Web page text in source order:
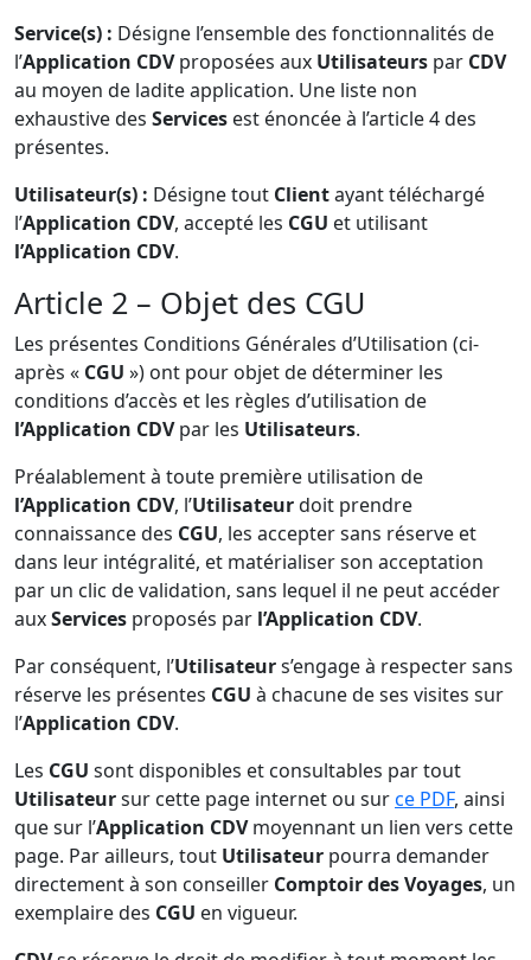
Service(s) : Désigne l’ensemble des fonctionnalités de
l’Application CDVproposées aux Utilisateurs par CDV
au moyen de ladite application. Une liste non
exhaustive des Services est énoncée à l’article 4 des
présentes.
Utilisateur(s) : Désigne tout Clientayant téléchargé
l’Application CDV, accepté les CGU et utilisant
l’Application CDV.
Article 2 – Objet des CGU
Les présentes Conditions Générales d’Utilisation (ci-
après « CGU ») ont pour objet de déterminer les
conditions d’accès et les règles d’utilisation de
l’Application CDVpar les Utilisateurs.
Préalablement à toute première utilisation de
l’Application CDV, l’Utilisateurdoit prendre
connaissance des CGU, les accepter sans réserve et
dans leur intégralité, et matérialiser son acceptation
par un clic de validation, sans lequel il ne peut accéder
auxServices proposés par l’Application CDV.
Par conséquent, l’Utilisateurs’engage à respecter sans
réserve les présentes CGU à chacune de ses visites sur
l’Application CDV.
Les CGU sont disponibles et consultables par tout
Utilisateursur cette page internet ou surce PDF, ainsi
que sur l’Application CDVmoyennant un lien vers cette
page. Par ailleurs, tout Utilisateur pourra demander
directement à son conseiller Comptoir des Voyages, un
exemplaire des CGU en vigueur.